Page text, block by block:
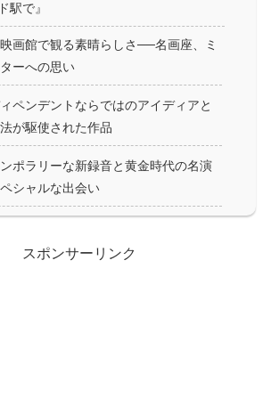
駅で』
画館で観る素晴らしさ──名画座、ミ
ーへの思い
ペンデントならではのアイディアと
が駆使された作品
ポラリーな新録音と黄金時代の名演
シャルな出会い
スポンサーリンク